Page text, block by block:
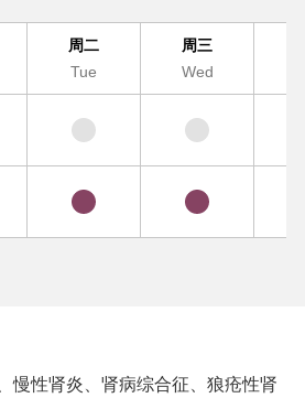
周二
Tue
周三
Wed
慢性肾炎、肾病综合征、狼疮性肾